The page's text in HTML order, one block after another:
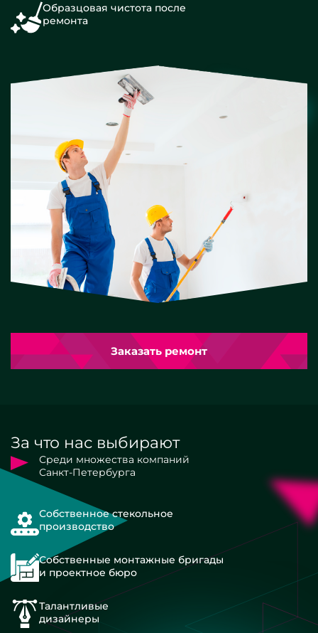
Образцовая чистота после
ремонта
Заказать ремонт
За что нас выбирают
Среди множества компаний
Санкт-Петербурга
Собственное стекольное
производство
Собственные монтажные бригады
и проектное бюро
Талантливые
дизайнеры